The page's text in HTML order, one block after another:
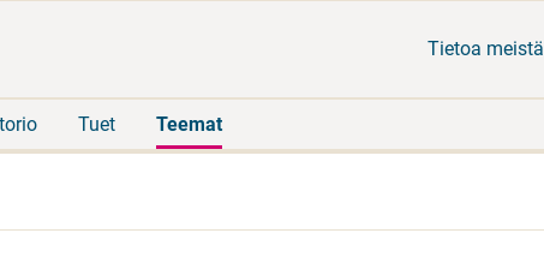
Tietoa meistä
Tuet Teemat